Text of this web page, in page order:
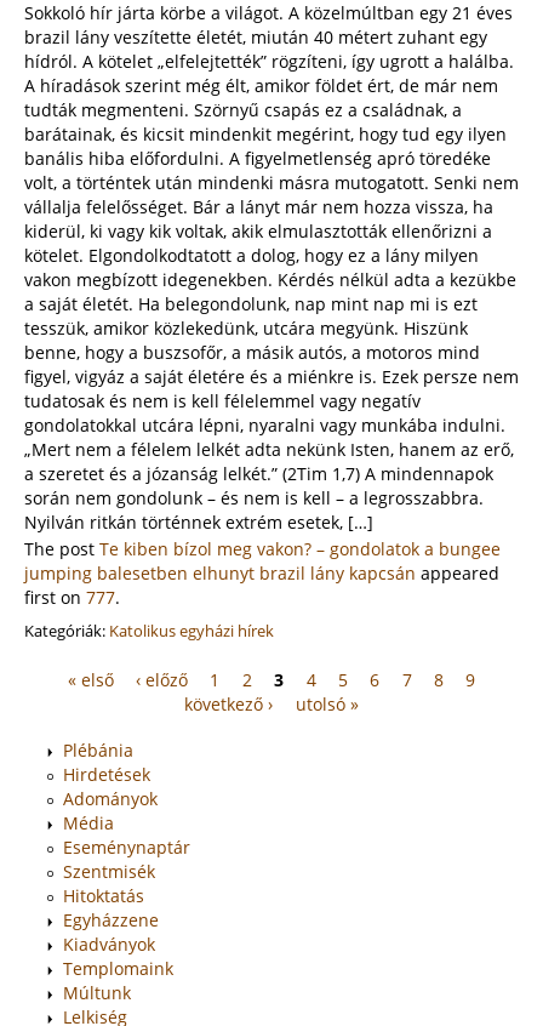
Sokkoló hír járta körbe a világot. A közelmúltban egy 21 éves
brazil lány veszítette életét, miután 40 métert zuhant egy
hídról. A kötelet „elfelejtették” rögzíteni, így ugrott a halálba.
A híradások szerint még élt, amikor földet ért, de már nem
tudták megmenteni. Szörnyű csapás ez a családnak, a
barátainak, és kicsit mindenkit megérint, hogy tud egy ilyen
banális hiba előfordulni. A figyelmetlenség apró töredéke
volt, a történtek után mindenki másra mutogatott. Senki nem
vállalja felelősséget. Bár a lányt már nem hozza vissza, ha
kiderül, ki vagy kik voltak, akik elmulasztották ellenőrizni a
kötelet. Elgondolkodtatott a dolog, hogy ez a lány milyen
vakon megbízott idegenekben. Kérdés nélkül adta a kezükbe
a saját életét. Ha belegondolunk, nap mint nap mi is ezt
tesszük, amikor közlekedünk, utcára megyünk. Hiszünk
benne, hogy a buszsofőr, a másik autós, a motoros mind
figyel, vigyáz a saját életére és a miénkre is. Ezek persze nem
tudatosak és nem is kell félelemmel vagy negatív
gondolatokkal utcára lépni, nyaralni vagy munkába indulni.
„Mert nem a félelem lelkét adta nekünk Isten, hanem az erő,
a szeretet és a józanság lelkét.” (2Tim 1,7) A mindennapok
során nem gondolunk – és nem is kell – a legrosszabbra.
Nyilván ritkán történnek extrém esetek, […]
The post Te kiben bízol meg vakon? – gondolatok a bungee
jumping balesetben elhunyt brazil lány kapcsán appeared
first on 777.
Kategóriák: Katolikus egyházi hírek
« első ‹ előző 1 2 3 4 5 6 7 8
9
következő ›
utolsó »
Plébánia
Hirdetések
Adományok
Média
Eseménynaptár
Szentmisék
Hitoktatás
Egyházzene
Kiadványok
Templomaink
Múltunk
Lelkiség